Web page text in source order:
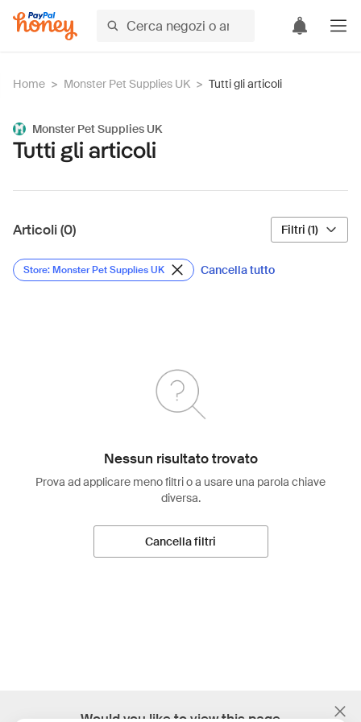
Home > Monster Pet Supplies UK > Tutti gli articoli
Monster Pet Supplies UK
Tutti gli articoli
Articoli (0) Filtri (1)
Store: Monster Pet Supplies UK Cancella tutto
Nessun risultato trovato
Prova ad applicare meno filtri o a usare una parola chiave
diversa.
Cancella filtri